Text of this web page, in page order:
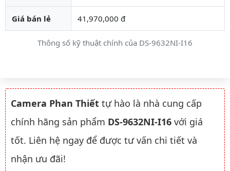
Thông số kỹ thuật chính của DS-9632NI-I16
Giá bán lẻ 41,970,000 đ
Camera Phan Thiết tự hào là nhà cung cấp
chính hãng sản phẩm DS-9632NI-I16 với giá
tốt. Liên hệ ngay để được tư vấn chi tiết và
nhận ưu đãi!